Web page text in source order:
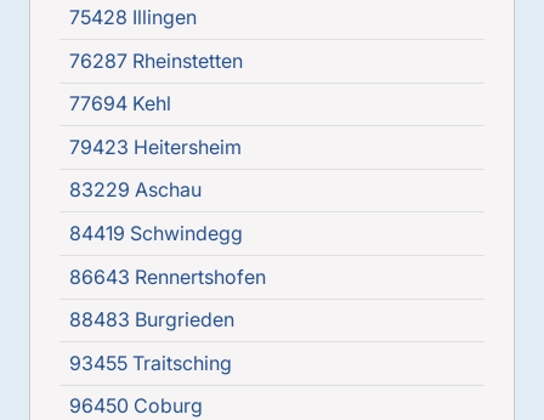
75428 Illingen
76287 Rheinstetten
77694 Kehl
79423 Heitersheim
83229 Aschau
84419 Schwindegg
86643 Rennertshofen
88483 Burgrieden
93455 Traitsching
96450 Coburg